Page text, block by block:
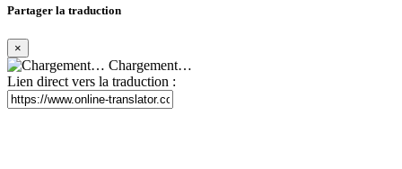
Partager la traduction
×
Chargement…
Lien direct vers la traduction :